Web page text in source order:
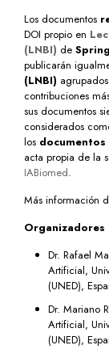
Los documentos
DOI propio en
(LNBI) de
publicarán
(LNBI)
contribuciones
sus documentos
considerados
los documentos
acta propia de la
IABiomed.
Más información
Organizadores
Dr. Rafael
Artificial,
(UNED),
Dr. Mariano
Artificial,
(UNED),